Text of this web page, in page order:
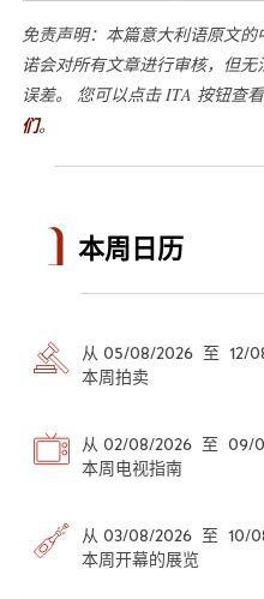
免责声明：本篇意大利语原文
诺会对所有文章进行审核，但
误差。 您可以点击 ITA 按钮查
们。
本周日历
从 05/08/2026 至 12/
本周拍卖
从 02/08/2026 至 09/
本周电视指南
从 03/08/2026 至 10/
本周开幕的展览